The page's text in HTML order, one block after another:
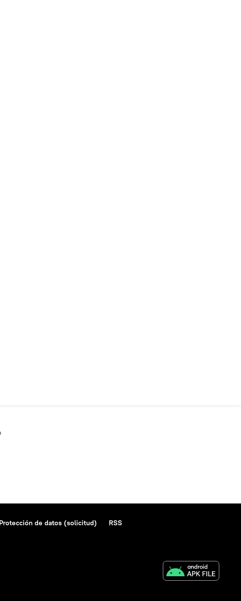
Protección de datos (solicitud)
RSS